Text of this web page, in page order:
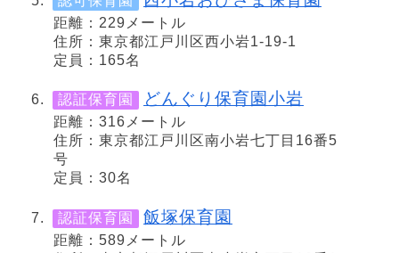
距離：229メートル
住所：東京都江戸川区西小岩1-19-1
定員：165名
認証保育園 どんぐり保育園小岩
距離：316メートル
住所：東京都江戸川区南小岩七丁目16番5
号
定員：30名
認証保育園 飯塚保育園
距離：589メートル